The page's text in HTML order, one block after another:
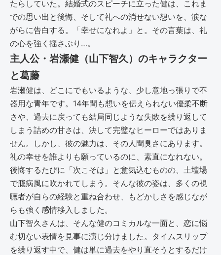
たらしていた。結婚式のスピーチに立った健は、これま
での思い出と後悔、そして礼への消せない想いを、涙な
がらに告白する。「幸せになれよ」と。その言葉は、礼
の心を強く揺さぶり…。
主人公・岩瀬健（山下智久）のキャラクター
と葛藤
岩瀬健は、どこにでもいるような、少し意地っ張りで不
器用な青年です。14年間も想いを伝えられない優柔不断
さや、過去に戻っても結局同じような失敗を繰り返して
しまう詰めの甘さは、決して完璧なヒーローではありま
せん。しかし、彼の魅力は、その人間臭さにあります。
礼の幸せを誰よりも願っているのに、素直になれない。
後悔するたびに「次こそは」と意気込むものの、土壇場
で臆病風に吹かれてしまう。そんな彼の姿は、多くの視
聴者が自らの経験と重ね合わせ、もどかしさを感じなが
らも強く感情移入しました。
山下智久さんは、そんな健のコミカルな一面と、恋に悩
む切ない表情を見事に演じ分けました。タイムスリップ
を繰り返す中で、健は単に過去をやり直そうとするだけ